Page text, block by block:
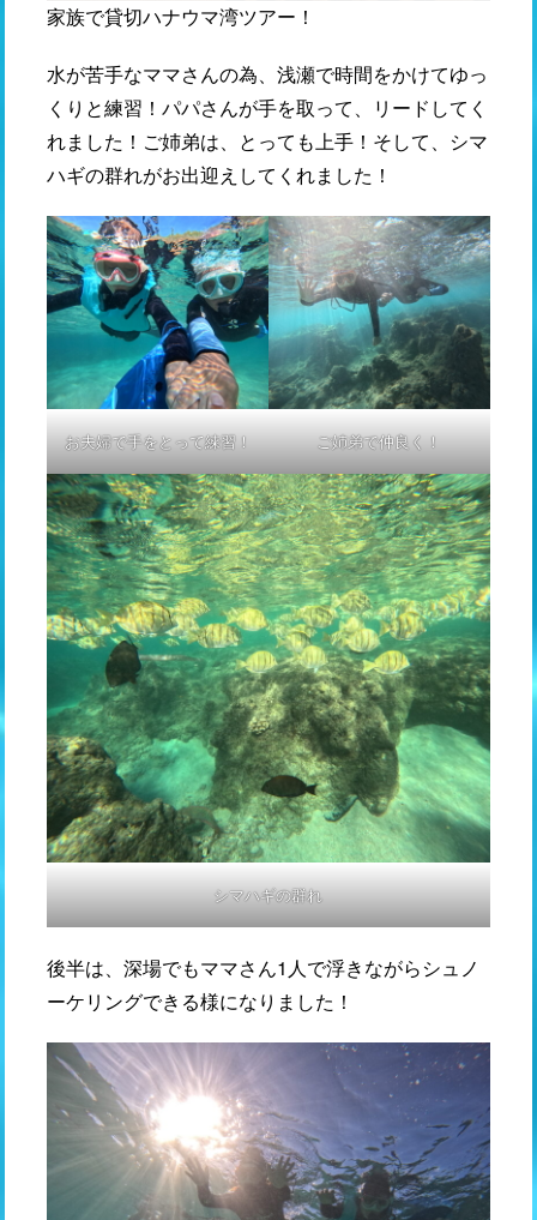
家族で貸切ハナウマ湾ツアー！
水が苦手なママさんの為、浅瀬で時間をかけてゆっ
くりと練習！パパさんが手を取って、リードしてく
れました！ご姉弟は、とっても上手！そして、シマ
ハギの群れがお出迎えしてくれました！
お夫婦で手をとって練習！ ご姉弟で仲良く！
シマハギの群れ
後半は、深場でもママさん1人で浮きながらシュノ
ーケリングできる様になりました！